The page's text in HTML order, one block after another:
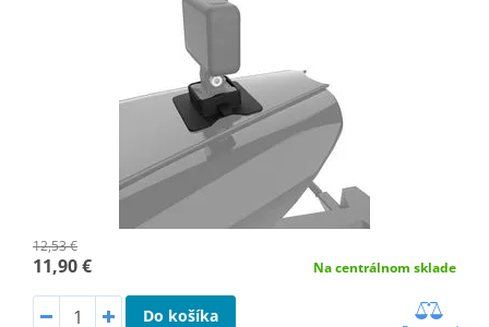
12,53 €
11,90 € Na centrálnom sklade
Do košíka